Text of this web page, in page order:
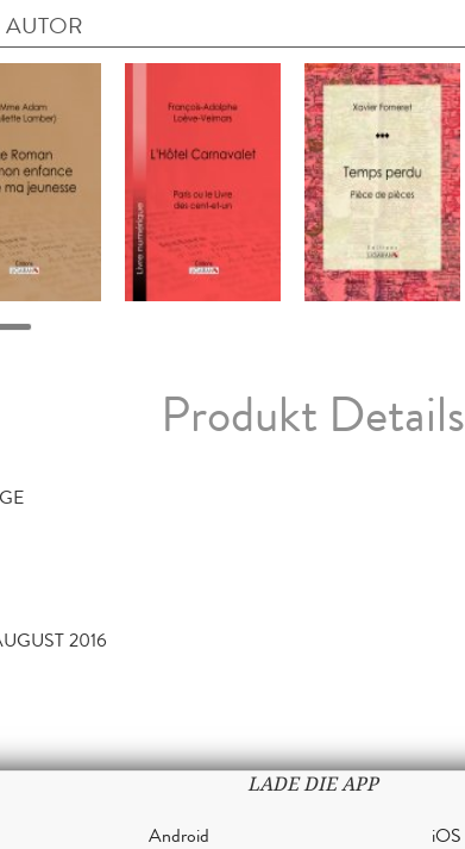
AUTOR
Produkt Details
2016
LADE DIE APP
Android iOS